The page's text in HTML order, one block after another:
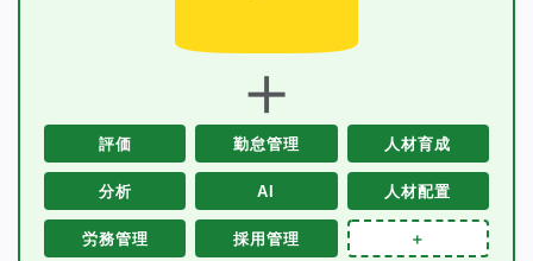
＋
評価 勤怠管理 人材育成
分析 AI 人材配置
労務管理 採用管理 ＋